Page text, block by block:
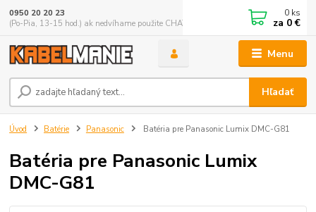
Menu
Hľadať
0950 20 20 23
(Po-Pia, 13-15 hod.) ak nedvíhame použite CHATBOX
0 ks
za 0 €
Úvod Batérie Panasonic Batéria pre Panasonic Lumix DMC-G81
Batéria pre Panasonic Lumix
DMC-G81